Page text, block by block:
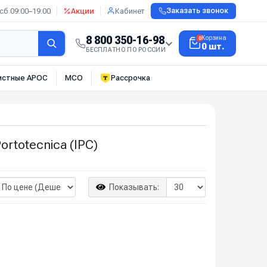
09:00–19:00 Акции Кабинет Заказать звонок
8 800 350-16-98
БЕСПЛАТНО ПО РОССИИ
0Корзина
0 шт.
АРОС МСО Рассрочка
(IPC)
Показывать: